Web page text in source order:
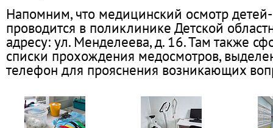
Напомним, что медицинский осмотр
проводится в поликлинике Детской
адресу: ул. Менделеева, д. 16. Там также
списки прохождения медосмотров,
телефон для прояснения возникающих